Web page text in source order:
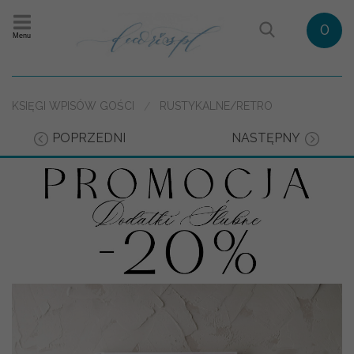
Menu 0
KSIĘGI WPISÓW GOŚCI RUSTYKALNE/RETRO
POPRZEDNI NASTĘPNY